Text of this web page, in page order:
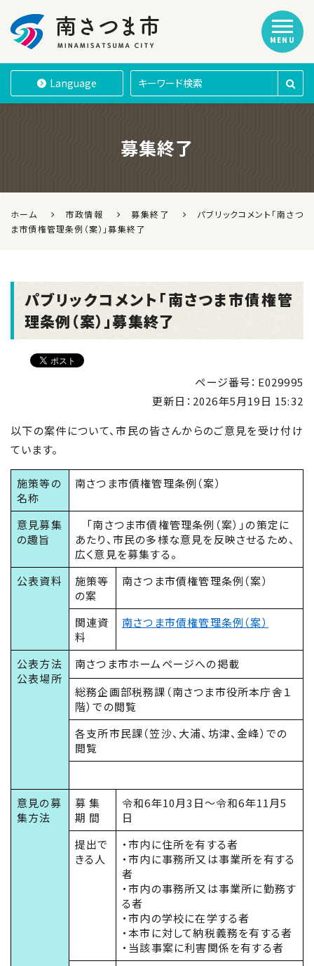
南さつま市
Language
MENU
募集終了
ホーム 市政情報 募集終了
パブリックコメント「南さつ
ま市債権管理条例（案）」募集終了
パブリックコメント「南さつま市債権管
理条例（案）」募集終了
ページ番号：E029995
更新日： 2026年5月19日 15:32
以下の案件について、市民の皆さんからのご意見を受け付け
ています。
施策等の
名称
南さつま市債権管理条例（案）
意見募集
の趣旨
「南さつま市債権管理条例（案）」の策定に
あたり、市民の多様な意見を反映させるため、
広く意見を募集する。
公表資料
施策等
の案
南さつま市債権管理条例（案）
関連資
料
南さつま市債権管理条例（案）
公表方法
公表場所
南さつま市ホームページへの掲載
総務企画部税務課（南さつま市役所本庁舎１
階）での閲覧
各支所市民課（笠沙、大浦、坊津、金峰）での
閲覧
意見の募
集方法
募 集
期 間
令和6年10月3日～令和6年11月5
日
提出で
きる人
・市内に住所を有する者
・市内に事務所又は事業所を有する
者
・市内の事務所又は事業所に勤務す
る者
・市内の学校に在学する者
・本市に対して納税義務を有する者
・当該事案に利害関係を有する者